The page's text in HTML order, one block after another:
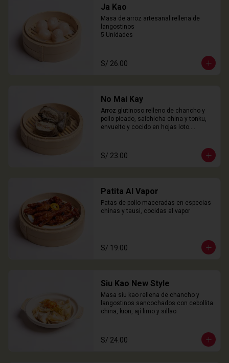
Ja Kao
Masa de arroz artesanal rellena de
langostinos
5 Unidades
S/ 26.00
No Mai Kay
Arroz glutinoso relleno de chancho y
pollo picado, salchicha china y tonku,
envuelto y cocido en hojas loto.
S/ 23.00
Patita Al Vapor
Patas de pollo maceradas en especias
chinas y tausi, cocidas al vapor
S/ 19.00
Siu Kao New Style
Masa siu kao rellena de chancho y
langostinos sancochados con cebollita
china, kion, ají limo y sillao
S/ 24.00